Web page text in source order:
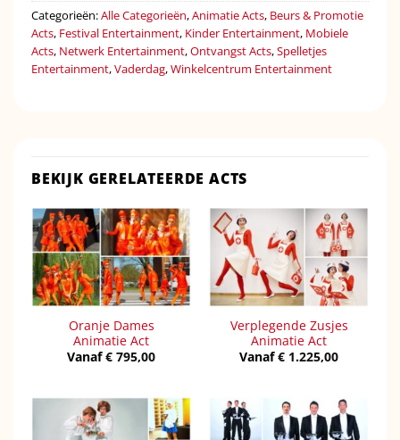
Categorieën:Alle Categorieën,Animatie Acts, Beurs & Promotie
Acts, Festival Entertainment, Kinder Entertainment, Mobiele
Acts, Netwerk Entertainment,Ontvangst Acts,Spelletjes
Entertainment,Vaderdag,Winkelcentrum Entertainment
BEKIJK GERELATEERDE ACTS
Oranje Dames
Animatie Act
Vanaf€ 795,00
Verplegende Zusjes
Animatie Act
Vanaf€ 1.225,00